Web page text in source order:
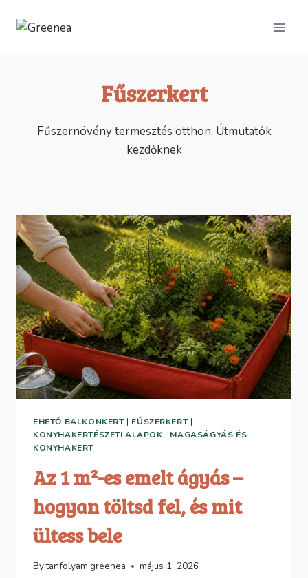
Fűszerkert
Fűszernövény termesztés otthon: Útmutatók
kezdőknek
EHETŐ BALKONKERT| FŰSZERKERT|
KONYHAKERTÉSZETI ALAPOK | MAGASÁGYÁS ÉS
KONYHAKERT
Az 1 m²-es emelt ágyás –
hogyan töltsd fel, és mit
ültess bele
Bytanfolyam.greenea május 1, 2026